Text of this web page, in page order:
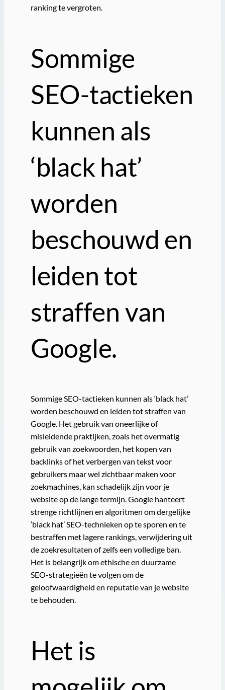
ranking te vergroten.
Sommige
SEO-tactieken
kunnen als
‘black hat’
worden
beschouwd en
leiden tot
straffen van
Google.
Sommige SEO-tactieken kunnen als ‘black hat’
worden beschouwd en leiden tot straffen van
Google. Het gebruik van oneerlijke of
misleidende praktijken, zoals het overmatig
gebruik van zoekwoorden, het kopen van
backlinks of het verbergen van tekst voor
gebruikers maar wel zichtbaar maken voor
zoekmachines, kan schadelijk zijn voor je
website op de lange termijn. Google hanteert
strenge richtlijnen en algoritmen om dergelijke
‘black hat’ SEO-technieken op te sporen en te
bestraffen met lagere rankings, verwijdering uit
de zoekresultaten of zelfs een volledige ban.
Het is belangrijk om ethische en duurzame
SEO-strategieën te volgen om de
geloofwaardigheid en reputatie van je website
te behouden.
Het is